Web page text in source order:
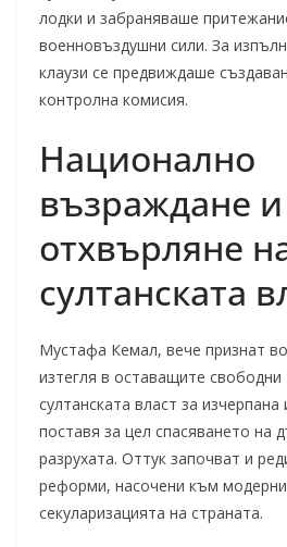
лодки и забраняваше
военновъздушни сили. За
клаузи се предвиждаше
контролна комисия.
Национално
възраждане и
отхвърляне
султанската
Мустафа Кемал, вече признат
изтегля в оставащите
султанската власт за
поставя за цел спасяването на
разрухата. Оттук започват и
реформи, насочени към
секуларизацията на страната.